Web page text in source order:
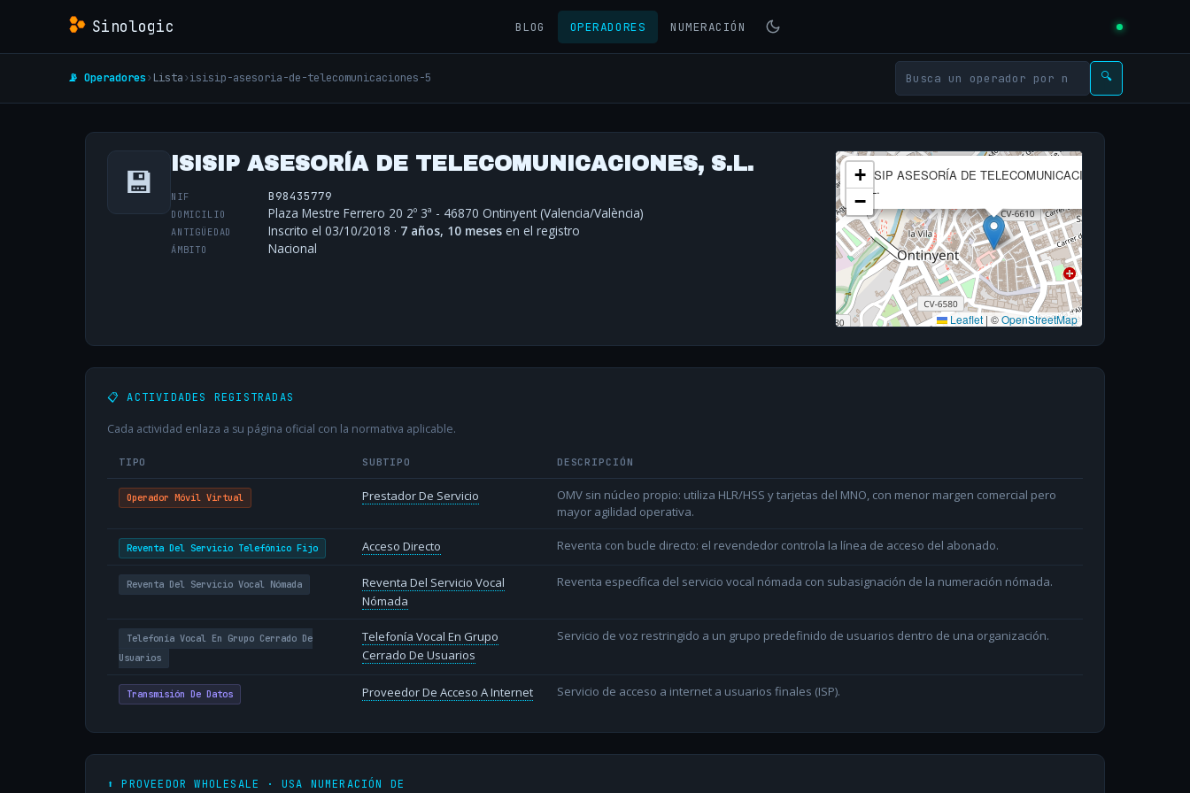
Sinologic BLOG OPERADORES NUMERACIÓN
📡 Operadores› Lista›isisip-asesoria-de-telecomunicaciones-5 🔍
💾 ISISIP ASESORÍA DE TELECOMUNICACIONES, S.L.
NIF B98435779
DOMICILIO Plaza Mestre Ferrero 20 2º 3ª - 46870 Ontinyent (Valencia/València)
ANTIGÜEDAD Inscrito el 03/10/2018 · 7 años, 10 meses en el registro
ÁMBITO Nacional
ISISIP ASESORÍA DE TELECOMUNICACIONES,
S.L.
+
−
Leaflet | ©OpenStreetMap
📋 ACTIVIDADES REGISTRADAS
Cada actividad enlaza a su página oficial con la normativa aplicable.
TIPO SUBTIPO DESCRIPCIÓN
Operador Móvil Virtual Prestador De Servicio
OMV sin núcleo propio: utiliza HLR/HSS y tarjetas del MNO, con menor margen comercial pero
mayor agilidad operativa.
Reventa Del Servicio Telefónico Fijo Acceso Directo Reventa con bucle directo: el revendedor controla la línea de acceso del abonado.
Reventa Del Servicio Vocal Nómada
Reventa Del Servicio Vocal
Nómada
Reventa específica del servicio vocal nómada con subasignación de la numeración nómada.
Telefonía Vocal En Grupo Cerrado De
Usuarios
Telefonía Vocal En Grupo
Cerrado De Usuarios
Servicio de voz restringido a un grupo predefinido de usuarios dentro de una organización.
Transmisión De Datos Proveedor De Acceso A Internet Servicio de acceso a internet a usuarios finales (ISP).
⬆️ PROVEEDOR WHOLESALE · USA NUMERACIÓN DE